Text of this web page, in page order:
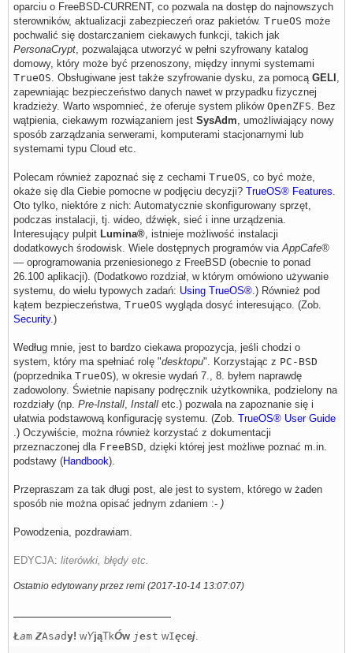
oparciu o FreeBSD-CURRENT, co pozwala na dostęp do najnowszych
sterowników, aktualizacji zabezpieczeń oraz pakietów. TrueOS może
pochwalić się dostarczaniem ciekawych funkcji, takich jak
PersonaCrypt, pozwalająca utworzyć w pełni szyfrowany katalog
domowy, który może być przenoszony, między innymi systemami
TrueOS. Obsługiwane jest także szyfrowanie dysku, za pomocą GELI ,
zapewniając bezpieczeństwo danych nawet w przypadku fizycznej
kradzieży. Warto wspomnieć, że oferuje system plików OpenZFS. Bez
wątpienia, ciekawym rozwiązaniem jest SysAdm, umożliwiający nowy
sposób zarządzania serwerami, komputerami stacjonarnymi lub
systemami typu Cloud etc.
Polecam również zapoznać się z cechami TrueOS, co być może,
okaże się dla Ciebie pomocne w podjęciu decyzji? TrueOS® Features.
Oto tylko, niektóre z nich: Automatycznie skonfigurowany sprzęt,
podczas instalacji, tj. wideo, dźwięk, sieć i inne urządzenia.
Interesujący pulpit Lumina®, istnieje możliwość instalacji
dodatkowych środowisk. Wiele dostępnych programów viaAppCafe®
— oprogramowania przeniesionego z FreeBSD (obecnie to ponad
26.100 aplikacji). (Dodatkowo rozdział, w którym omówiono używanie
systemu, do wielu typowych zadań: Using TrueOS®.) Również pod
kątem bezpieczeństwa, TrueOS wygląda dosyć interesująco. (Zob.
Security.)
Według mnie, jest to bardzo ciekawa propozycja, jeśli chodzi o
system, który ma spełniać rolę "desktopu". Korzystając z PC-BSD
(poprzednika TrueOS), w okresie wydań 7., 8. byłem naprawdę
zadowolony. Świetnie napisany podręcznik użytkownika, podzielony na
rozdziały (np. Pre-Install, Install etc.) pozwala na zapoznanie się i
ułatwia podstawową konfigurację systemu. (Zob. TrueOS® User Guide
.) Oczywiście, można również korzystać z dokumentacji
przeznaczonej dla FreeBSD, dzięki której jest możliwe poznać m.in.
podstawy (Handbook).
Przepraszam za tak długi post, ale jest to system, którego w żaden
sposób nie można opisać jednym zdaniem :- )
Powodzenia, pozdrawiam.
EDYCJA: literówki, błędy etc.
Ostatnio edytowany przez remi (2017-10-14 13:07:07)
Łam ZAsady! wYjąTkÓw jest wIęcej.